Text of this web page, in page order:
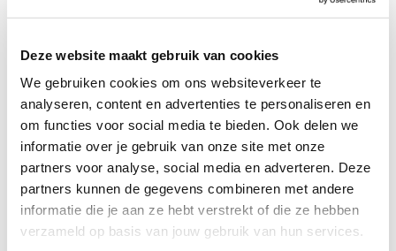
Deze website maakt gebruik van cookies
We gebruiken cookies om ons websiteverkeer te
analyseren, content en advertenties te personaliseren en
om functies voor social media te bieden. Ook delen we
informatie over je gebruik van onze site met onze
partners voor analyse, social media en adverteren. Deze
partners kunnen de gegevens combineren met andere
informatie die je aan ze hebt verstrekt of die ze hebben
verzameld op basis van jouw gebruik van hun services.
Gisten
Glucose
Glucosinolaten